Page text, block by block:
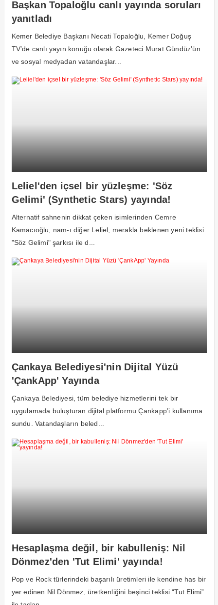
Başkan Topaloğlu canlı yayında soruları
yanıtladı
Kemer Belediye Başkanı Necati Topaloğlu, Kemer Doğuş
TV’de canlı yayın konuğu olarak Gazeteci Murat Gündüz’ün
ve sosyal medyadan vatandaşlar...
Leliel'den içsel bir yüzleşme: 'Söz
Gelimi' (Synthetic Stars) yayında!
Alternatif sahnenin dikkat çeken isimlerinden Cemre
Kamacıoğlu, nam-ı diğer Leliel, merakla beklenen yeni teklisi
"Söz Gelimi" şarkısı ile d...
Çankaya Belediyesi'nin Dijital Yüzü
'ÇankApp' Yayında
Çankaya Belediyesi, tüm belediye hizmetlerini tek bir
uygulamada buluşturan dijital platformu Çankapp’i kullanıma
sundu. Vatandaşların beled...
Hesaplaşma değil, bir kabulleniş: Nil
Dönmez'den 'Tut Elimi' yayında!
Pop ve Rock türlerindeki başarılı üretimleri ile kendine has bir
yer edinen Nil Dönmez, üretkenliğini beşinci teklisi “Tut Elimi”